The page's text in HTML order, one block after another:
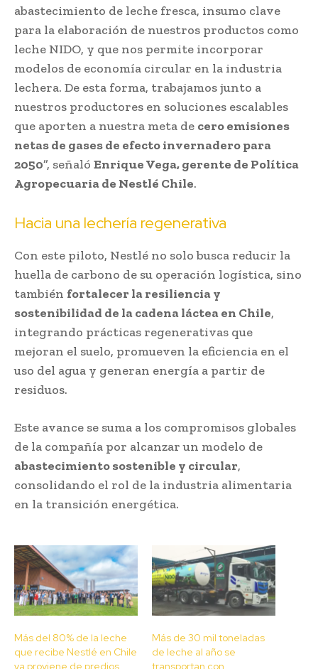
abastecimiento de leche fresca, insumo clave
para la elaboración de nuestros productos como
leche NIDO, y que nos permite incorporar
modelos de economía circular en la industria
lechera. De esta forma, trabajamos junto a
nuestros productores en soluciones escalables
que aporten a nuestra meta de cero emisiones
netas de gases de efecto invernadero para
2050”, señaló Enrique Vega, gerente de Política
Agropecuaria de Nestlé Chile.
Hacia una lechería regenerativa
Con este piloto, Nestlé no solo busca reducir la
huella de carbono de su operación logística, sino
también fortalecer la resiliencia y
sostenibilidad de la cadena láctea en Chile,
integrando prácticas regenerativas que
mejoran el suelo, promueven la eficiencia en el
uso del agua y generan energía a partir de
residuos.
Este avance se suma a los compromisos globales
de la compañía por alcanzar un modelo de
abastecimiento sostenible y circular,
consolidando el rol de la industria alimentaria
en la transición energética.
Más del 80% de la leche
que recibe Nestlé en Chile
Más de 30 mil toneladas
de leche al año se